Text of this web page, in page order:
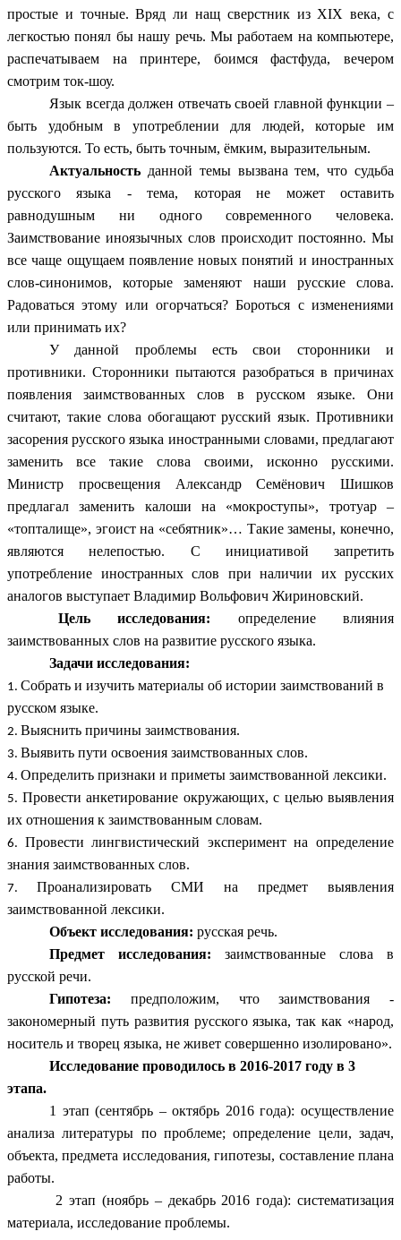
простые и точные. Вряд ли нащ сверстник из ХIХ века, с
легкостью понял бы нашу речь. Мы работаем на компьютере,
распечатываем на принтере, боимся фастфуда, вечером
смотрим ток-шоу.
Язык всегда должен отвечать своей главной функции –
быть удобным в употреблении для людей, которые им
пользуются. То есть, быть точным, ёмким, выразительным.
Актуальность данной темы вызвана тем, что судьба
русского языка - тема, которая не может оставить
равнодушным ни одного современного человека.
Заимствование иноязычных слов происходит постоянно. Мы
все чаще ощущаем появление новых понятий и иностранных
слов-синонимов, которые заменяют наши русские слова.
Радоваться этому или огорчаться? Бороться с изменениями
или принимать их?
У данной проблемы есть свои сторонники и
противники. Сторонники пытаются разобраться в причинах
появления заимствованных слов в русском языке. Они
считают, такие слова обогащают русский язык. Противники
засорения русского языка иностранными словами, предлагают
заменить все такие слова своими, исконно русскими.
Министр просвещения Александр Семёнович Шишков
предлагал заменить калоши на «мокроступы», тротуар –
«топталище», эгоист на «себятник»… Такие замены, конечно,
являются нелепостью. С инициативой запретить
употребление иностранных слов при наличии их русских
аналогов выступает Владимир Вольфович Жириновский.
Цель исследования: определение влияния
заимствованных слов на развитие русского языка.
Задачи исследования:
Собрать и изучить материалы об истории заимствований в
русском языке.
Выяснить причины заимствования.
Выявить пути освоения заимствованных слов.
Определить признаки и приметы заимствованной лексики.
Провести анкетирование окружающих, с целью выявления
их отношения к заимствованным словам.
Провести лингвистический эксперимент на определение
знания заимствованных слов.
Проанализировать СМИ на предмет выявления
заимствованной лексики.
Объект исследования: русская речь.
Предмет исследования: заимствованные слова в
русской речи.
Гипотеза: предположим, что заимствования -
закономерный путь развития русского языка, так как «народ,
носитель и творец языка, не живет совершенно изолировано».
Исследование проводилось в 2016-2017 году в 3
этапа.
1 этап (сентябрь – октябрь 2016 года): осуществление
анализа литературы по проблеме; определение цели, задач,
объекта, предмета исследования, гипотезы, составление плана
работы.
2 этап (ноябрь – декабрь 2016 года): систематизация
материала, исследование проблемы.